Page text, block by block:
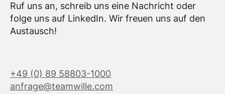
Ruf uns an, schreib uns eine Nachricht oder
folge uns auf LinkedIn. Wir freuen uns auf den
Austausch!
+49 (0) 89 58803-1000
anfrage@teamwille.com